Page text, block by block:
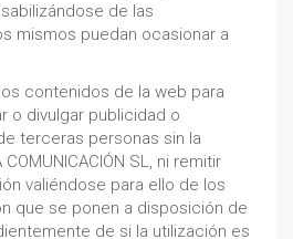
de las
mismos puedan ocasionar a
contenidos de la web para
o divulgar publicidad o
terceras personas sin la
SL, ni remitir
valiéndose para ello de los
que se ponen a disposición de
de si la utilización es